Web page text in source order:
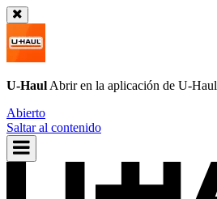
U-Haul Abrir en la aplicación de U-Haul
Abierto
Saltar al contenido